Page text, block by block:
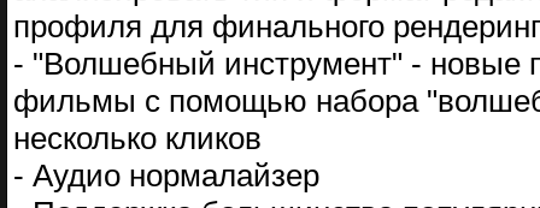
профиля для финального
- "Волшебный инструмент" - новые
фильмы с помощью набора
несколько кликов
- Аудио нормалайзер